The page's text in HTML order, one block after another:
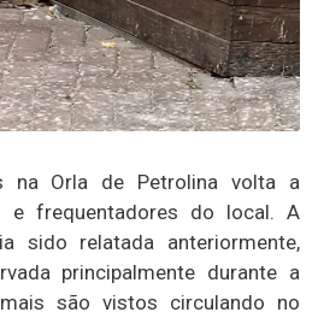
na Orla de Petrolina volta a
e frequentadores do local. A
sido relatada anteriormente,
principalmente durante a
são vistos circulando no